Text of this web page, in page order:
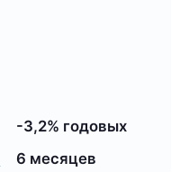
-3,2% годовых
6 месяцев